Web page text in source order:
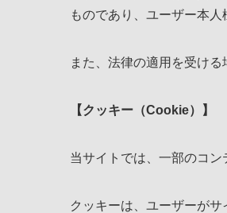
ものであり、ユーザー本
また、法律の適用を受け
【クッキー（Cookie）】
当サイトでは、一部のコン
クッキーは、ユーザーが